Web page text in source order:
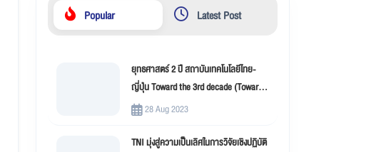
Popular Latest Post
ยุทธศาสตร์ 2 ปี สถาบันเทคโนโลยีไทย-
ญี่ปุ่น Toward the 3rd decade (Toward
New Innovation –TNI)
28 Aug 2023
TNI มุ่งสู่ความเป็นเลิศในการวิจัยเชิงปฏิบัติ